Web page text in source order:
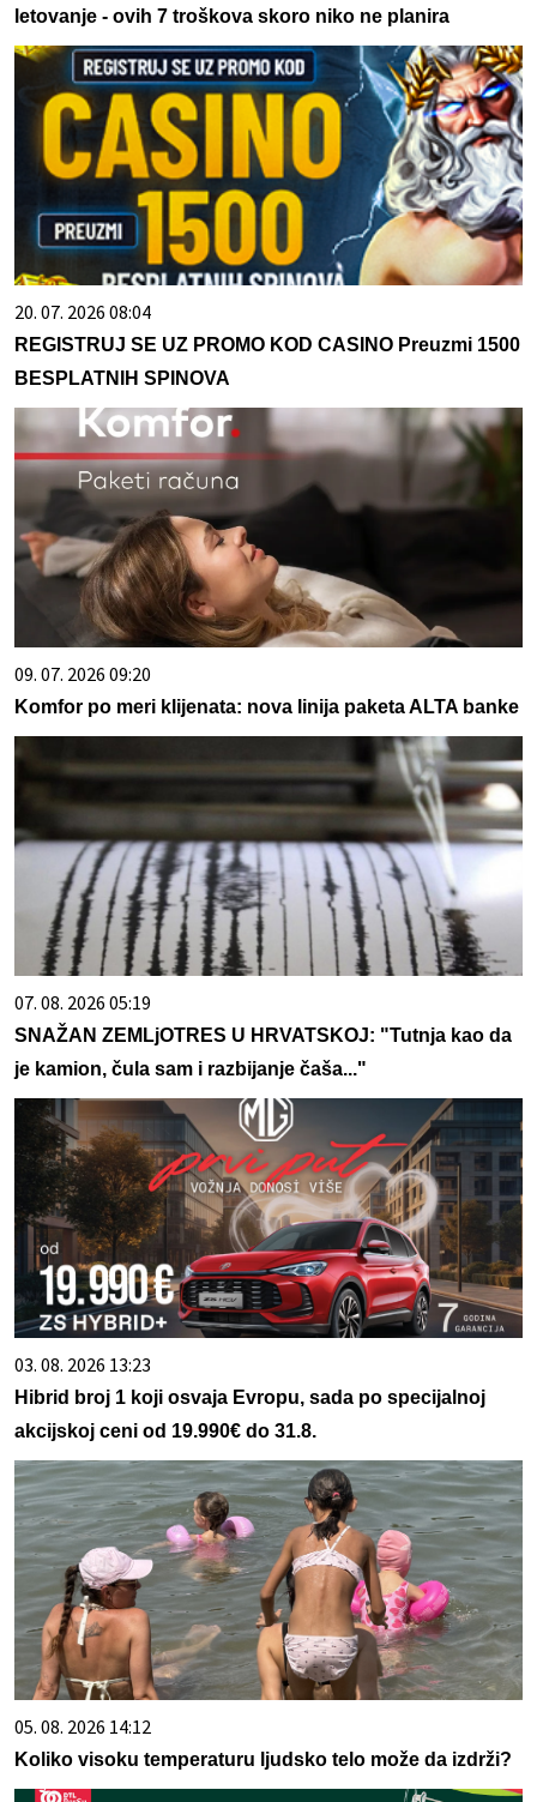
letovanje - ovih 7 troškova skoro niko ne planira
20. 07. 2026 08:04
REGISTRUJ SE UZ PROMO KOD CASINO Preuzmi 1500
BESPLATNIH SPINOVA
09. 07. 2026 09:20
Komfor po meri klijenata: nova linija paketa ALTA banke
07. 08. 2026 05:19
SNAŽAN ZEMLjOTRES U HRVATSKOJ: "Tutnja kao da
je kamion, čula sam i razbijanje čaša..."
03. 08. 2026 13:23
Hibrid broj 1 koji osvaja Evropu, sada po specijalnoj
akcijskoj ceni od 19.990€ do 31.8.
05. 08. 2026 14:12
Koliko visoku temperaturu ljudsko telo može da izdrži?